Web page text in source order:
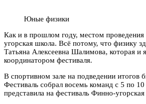
Юные физики
Как и в прошлом году, местом
угорская школа. Всё потому, что физику
Татьяна Алексеевна Шалимова, которая и
координатором фестиваля.
В спортивном зале на подведении итогов
Фестиваль собрал восемь команд с 5 по
представила на фестиваль Финно-